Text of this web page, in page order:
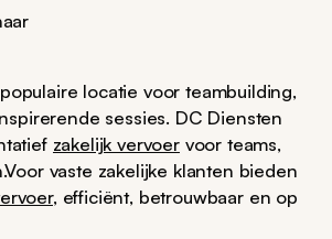
locatie voor teambuilding,
sessies. DC Diensten
zakelijk vervoervoor teams,
vaste zakelijke klanten bieden
, efficiënt, betrouwbaar en op